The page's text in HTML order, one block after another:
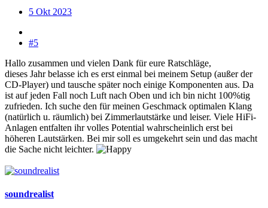
5 Okt 2023
#5
Hallo zusammen und vielen Dank für eure Ratschläge,
dieses Jahr belasse ich es erst einmal bei meinem Setup (außer der
CD-Player) und tausche später noch einige Komponenten aus. Da
ist auf jeden Fall noch Luft nach Oben und ich bin nicht 100%tig
zufrieden. Ich suche den für meinen Geschmack optimalen Klang
(natürlich u. räumlich) bei Zimmerlautstärke und leiser. Viele HiFi-
Anlagen entfalten ihr volles Potential wahrscheinlich erst bei
höheren Lautstärken. Bei mir soll es umgekehrt sein und das macht
die Sache nicht leichter.
soundrealist